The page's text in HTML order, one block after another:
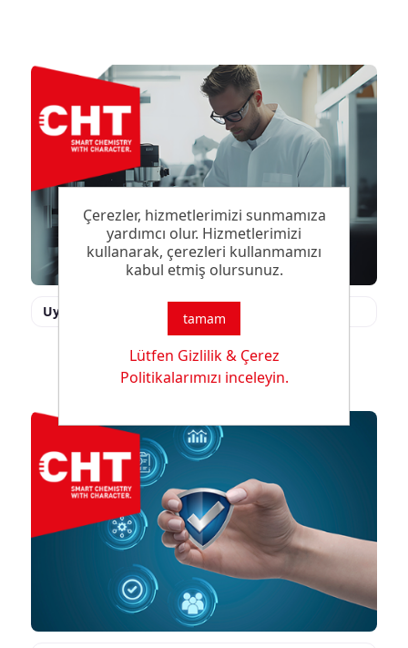
Uygulama Laboratuvarı
Çerezler, hizmetlerimizi sunmamıza
yardımcı olur. Hizmetlerimizi
kullanarak, çerezleri kullanmamızı
kabul etmiş olursunuz.
tamam
Lütfen Gizlilik & Çerez
Politikalarımızı inceleyin.